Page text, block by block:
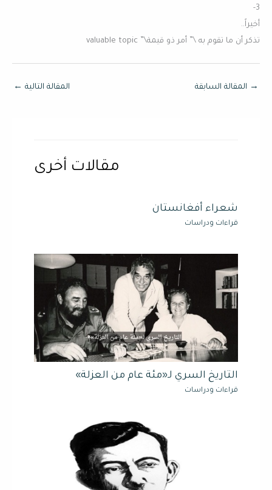
3-
أخيراً..
تذكر أن ما تقوم به \” أمر ذو قيمة\” valuable topic
→ المقالة السابقة المقالة التالية ←
مقالات أخرى
شعراء أفغانستان
قراءات ودراسات
التاريخ السري لـ«مئة عام من العزلة»
قراءات ودراسات